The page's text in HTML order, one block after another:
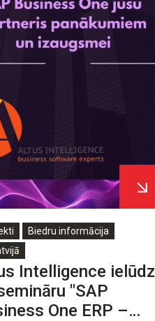
Biedru informācija
Intelligence ielūdz
"SAP
One ERP –